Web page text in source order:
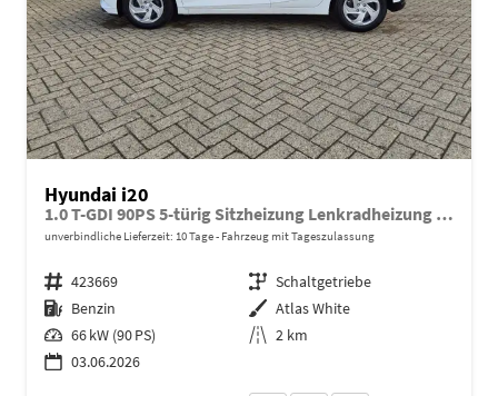
Hyundai i20
1.0 T-GDI 90PS 5-türig Sitzheizung Lenkradheizung Rückf.Kamera PDC Klima Apple CarPlay Android Auto Tempomat Touchscreen
unverbindliche Lieferzeit: 10 Tage Fahrzeug mit Tageszulassung
Fahrzeugnr. 423669 Getriebe Schaltgetriebe
Kraftstoff Benzin Außenfarbe Atlas White
Leistung 66 kW (90 PS) Kilometerstand 2 km
03.06.2026